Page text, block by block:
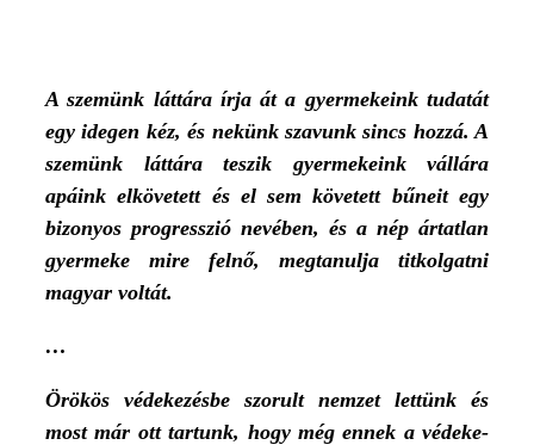
A szemünk láttára írja át a gyermekeink tudatát
egy idegen kéz, és nekünk szavunk sincs hozzá. A
szemünk láttára teszik gyermekeink vállára
apáink elkövetett és el sem követett bűneit egy
bizonyos progresszió nevében, és a nép ártatlan
gyermeke mire felnő, megtanulja titkolgatni
magyar voltát.
…
Örökös védekezésbe szorult nemzet lettünk és
most már ott tartunk, hogy még ennek a védeke­